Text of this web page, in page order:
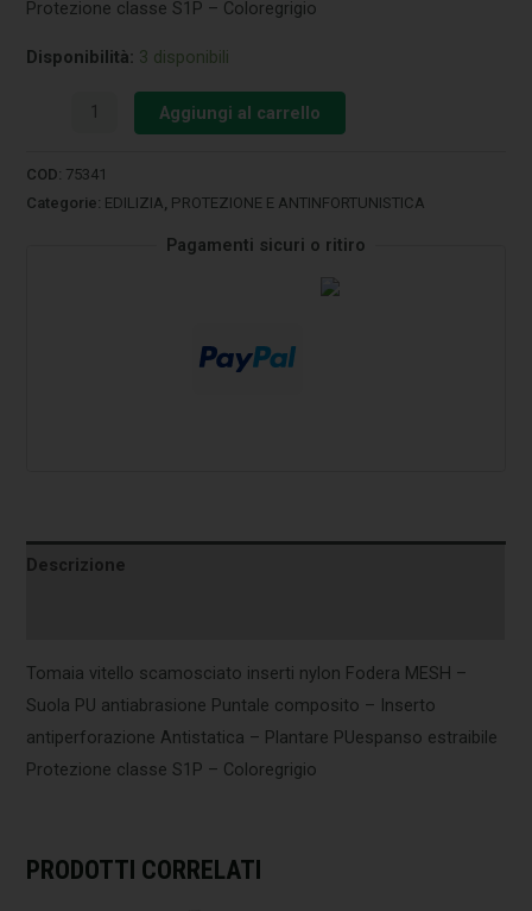
Protezione classe S1P – Coloregrigio
Disponibilità: 3 disponibili
Aggiungi al carrello
COD: 75341
Categorie: EDILIZIA PROTEZIONE E ANTINFORTUNISTICA
Pagamenti sicuri o ritiro
Descrizione
Tomaia vitello scamosciato inserti nylon Fodera MESH –
Suola PU antiabrasione Puntale composito – Inserto
antiperforazione Antistatica – Plantare PUespanso estraibile
Protezione classe S1P – Coloregrigio
PRODOTTI CORRELATI